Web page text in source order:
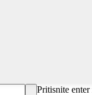
Pritisnite